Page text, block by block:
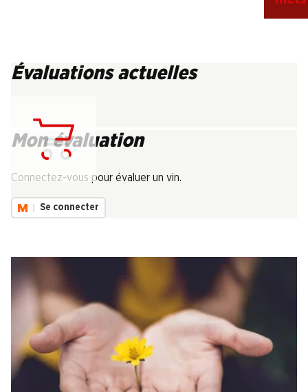
Évaluations actuelles
Mon évaluation
Connectez-vous pour évaluer un vin.
Se connecter